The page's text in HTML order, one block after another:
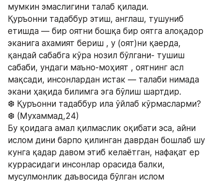
мумкин эмаслигини талаб қилади.
Қуръонни тадаббур этиш, англаш, тушуниб
етишда — бир оятни бошқа бир оятга алоқадор
эканига ахамият бериш , у (оят)ни қаерда,
қандай сабабга кўра нозил бўлгани- тушиш
сабаби, ундаги маъно-моҳият , оятнинг асл
мақсади, инсонлардан истак — талаби нимада
экани ҳақида билимга эга бўлиш шартдир.
❆ Қуръонни тадаббур ила ўйлаб кўрмасларми?
❆ (Мухаммад,24)
Бу қоидага амал қилмаслик оқибати эса, айни
ислом дини барпо қилинган даврдан бошлаб шу
кунга қадар давом этиб келаётган, нафақат ер
куррасидаги инсонлар орасида балки,
мусулмонлик даъвосида бўлган ислом